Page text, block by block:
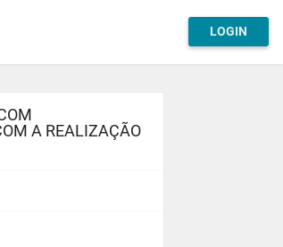
LOGIN
A REALIZAÇÃO